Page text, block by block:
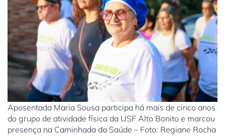
Aposentada Maria Sousa participa há mais de cinco anos
do grupo de atividade física da USF Alto Bonito e marcou
presença na Caminhada da Saúde – Foto: Regiane Rocha